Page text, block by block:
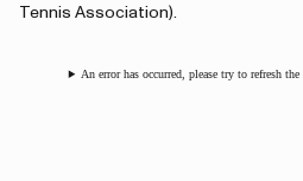
Tennis Association).
An error has occurred, please try to refresh